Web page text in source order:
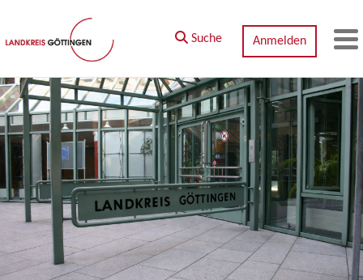
Zum Hauptinhalt springen
Suche Anmelden